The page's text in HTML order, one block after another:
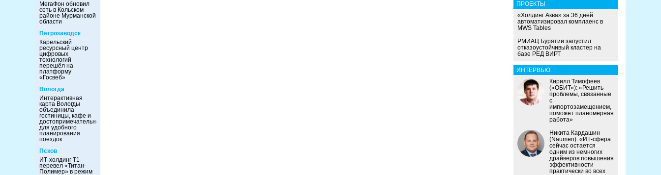
МегаФон обновил
сеть в Кольском
районе Мурманской
области
Петрозаводск
Карельский
ресурсный центр
цифровых
технологий
перешёл на
платформу
«Госвеб»
Вологда
Интерактивная
карта Вологды
объединила
гостиницы, кафе и
достопримечательности
для удобного
планирования
поездок
Псков
ИТ-холдинг Т1
перевел «Титан-
Полимер» в режим
ПРОЕКТЫ
«Холдинг Аква» за 36 дней
автоматизировал комплаенс в
MWS Tables
РМИАЦ Бурятии запустил
отказоустойчивый кластер на
базе РЕД ВИРТ
ИНТЕРВЬЮ
Кирилл Тимофеев
(«ОБИТ»): «Решить
проблемы, связанные
с
импортозамещением,
поможет планомерная
работа»
Никита Кардашин
(Naumen): «ИТ-сфера
сейчас остается
одним из немногих
драйверов повышения
эффективности
практически во всех